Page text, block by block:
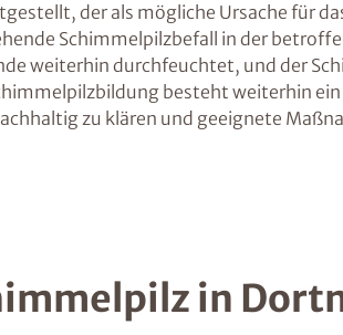
der als mögliche Ursache für
Schimmelpilzbefall in der
weiterhin durchfeuchtet, und der
besteht weiterhin
zu klären und geeignete
in